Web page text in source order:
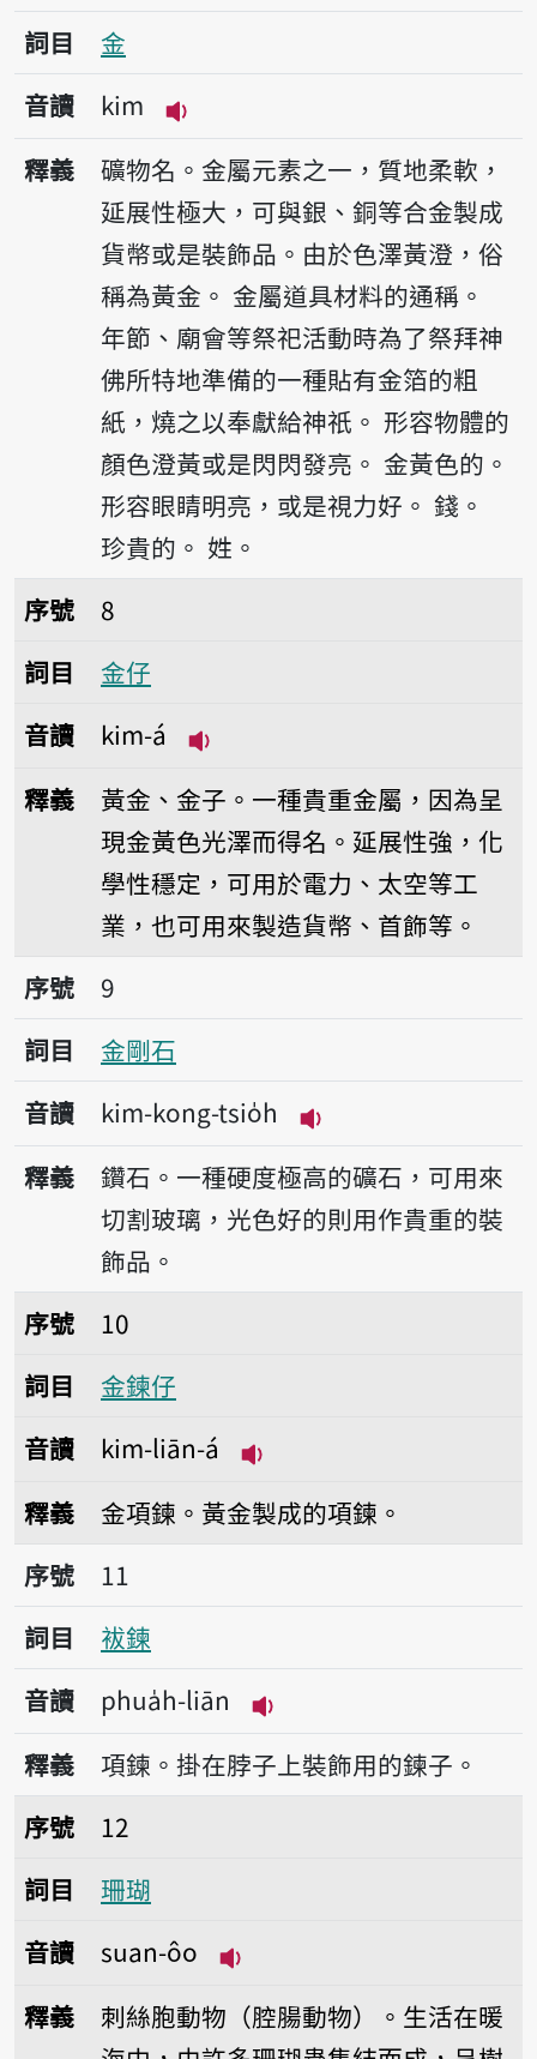
詞目
金
音讀
kim
播放音讀kim
釋義
礦物名。金屬元素之一，質地柔軟，
延展性極大，可與銀、銅等合金製成
貨幣或是裝飾品。由於色澤黃澄，俗
稱為黃金。 金屬道具材料的通稱。
年節、廟會等祭祀活動時為了祭拜神
佛所特地準備的一種貼有金箔的粗
紙，燒之以奉獻給神祇。 形容物體的
顏色澄黃或是閃閃發亮。 金黃色的。
形容眼睛明亮，或是視力好。 錢。
珍貴的。 姓。
序號8金仔
序號
8
詞目
金仔
音讀
kim-á
釋義
黃金、金子。一種貴重金屬，因為呈
現金黃色光澤而得名。延展性強，化
學性穩定，可用於電力、太空等工
業，也可用來製造貨幣、首飾等。
序號9金剛石
序號
9
詞目
金剛石
音讀
kim-kong-tsio̍h
播放音讀kim-kong-
釋義
鑽石。一種硬度極高的礦石，可用來
切割玻璃，光色好的則用作貴重的裝
飾品。
序號10金鍊仔
序號
10
詞目
金鍊仔
音讀
kim-liān-á
釋義
金項鍊。黃金製成的項鍊。
序號11袚鍊
序號
11
詞目
袚鍊
音讀
phua̍h-liān
播放音讀phua̍h-liān
釋義
項鍊。掛在脖子上裝飾用的鍊子。
序號12珊瑚
序號
12
詞目
珊瑚
音讀
suan-ôo
釋義
刺絲胞動物（腔腸動物）。生活在暖